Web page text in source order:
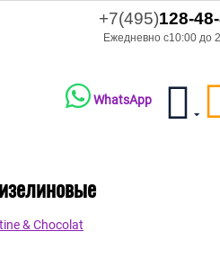
+7(495)128-
Ежедневно с10:00 до
WhatsApp
& Chocolat